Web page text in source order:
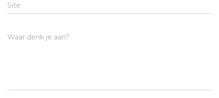
Site
Waar denk je aan?